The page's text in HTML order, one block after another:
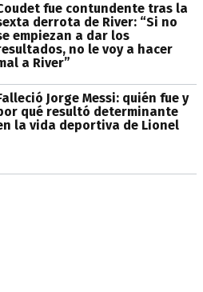
fue contundente tras la
derrota de River: “Si no
empiezan a dar los
no le voy a hacer
a River”
Jorge Messi: quién fue y
qué resultó determinante
la vida deportiva de Lionel